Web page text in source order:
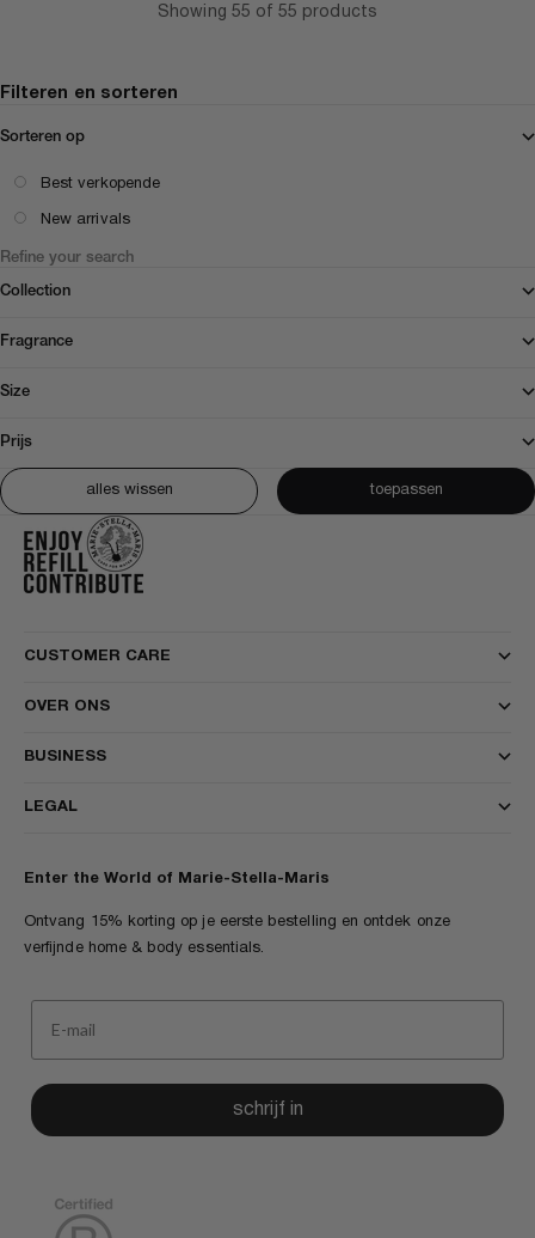
Showing 55 of 55 products
Filteren en sorteren
Sorteren op
Best verkopende
New arrivals
Refine your search
Collection
Fragrance
Size
Prijs
alles wissen toepassen
CUSTOMER CARE
OVER ONS
BUSINESS
LEGAL
Enter the World of Marie-Stella-Maris
Ontvang 15% korting op je eerste bestelling en ontdek onze
verfijnde home & body essentials.
schrijf in